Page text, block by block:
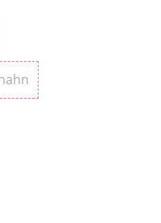
1 Liter inkl. Messbecher
10 Liter Kanister inkl.